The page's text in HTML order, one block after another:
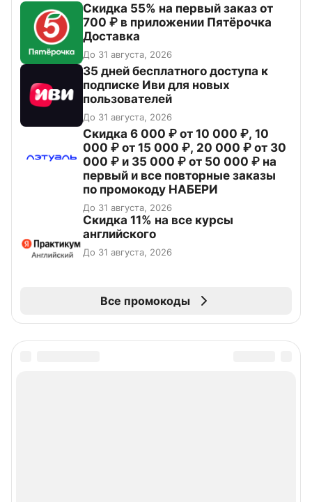
Скидка 55% на первый заказ от
700 ₽ в приложении Пятёрочка
Доставка
До 31 августа, 2026
35 дней бесплатного доступа к
подписке Иви для новых
пользователей
До 31 августа, 2026
Скидка 6 000 ₽ от 10 000 ₽, 10
000 ₽ от 15 000 ₽, 20 000 ₽ от 30
000 ₽ и 35 000 ₽ от 50 000 ₽ на
первый и все повторные заказы
по промокоду НАБЕРИ
До 31 августа, 2026
Скидка 11% на все курсы
английского
До 31 августа, 2026
Все промокоды